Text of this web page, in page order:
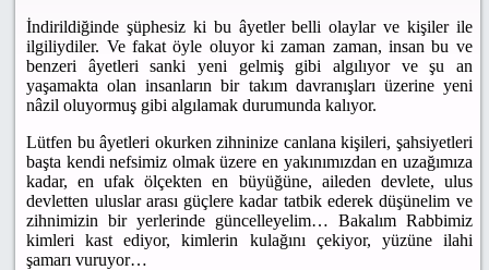
İndirildiğinde şüphesiz ki bu âyetler belli olaylar ve kişiler ile
ilgiliydiler. Ve fakat öyle oluyor ki zaman zaman, insan bu ve
benzeri âyetleri sanki yeni gelmiş gibi algılıyor ve şu an
yaşamakta olan insanların bir takım davranışları üzerine yeni
nâzil oluyormuş gibi algılamak durumunda kalıyor.
Lütfen bu âyetleri okurken zihninize canlana kişileri, şahsiyetleri
başta kendi nefsimiz olmak üzere en yakınımızdan en uzağımıza
kadar, en ufak ölçekten en büyüğüne, aileden devlete, ulus
devletten uluslar arası güçlere kadar tatbik ederek düşünelim ve
zihnimizin bir yerlerinde güncelleyelim… Bakalım Rabbimiz
kimleri kast ediyor, kimlerin kulağını çekiyor, yüzüne ilahi
şamarı vuruyor…